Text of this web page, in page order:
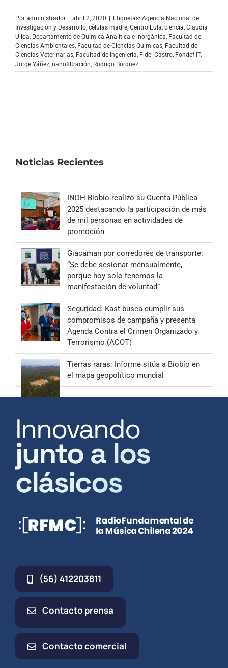
Por administrador | abril 2, 2020 | Etiquetas: Agencia Nacional de
Investigación y Desarrollo células madre Centro Eula ciencia Claudia
Ulloa Departamento de Química Analítica e inorgánica Facultad de
Ciencias Ambientales Facultad de Ciencias Químicas Facultad de
Ciencias Veterinarias Facultad de Ingeniería Fidel Castro Fondef IT,
Jorge Yáñez nanofiltración Rodrigo Bórquez
Noticias Recientes
INDH Biobío realizó su Cuenta Pública
2025 destacando la participación de más
de mil personas en actividades de
promoción
Giacaman por corredores de transporte:
“Se debe sesionar mensualmente,
porque hoy solo tenemos la
manifestación de voluntad”
Seguridad: Kast busca cumplir sus
compromisos de campaña y presenta
Agenda Contra el Crimen Organizado y
Terrorismo (ACOT)
Tierras raras: Informe sitúa a Biobío en
el mapa geopolítico mundial
Innovando
junto a los
clásicos
(56) 412203811
Contacto prensa
Contacto comercial